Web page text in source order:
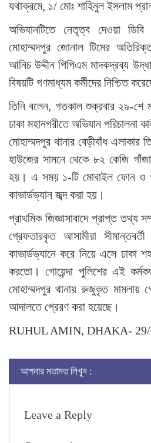
যথাক্রমে, ১/ মোঃ শাহিনুল ইসলাম
অভিযানটিতে নেতৃত্ব দেওয়া ডিবি
মোহাম্মদপুর জোনাল টিমের
আনিচ উদ্দীন পিপিএম মাদকদ্রব্য
বিষয়টি গণমাধ্যম কর্মীদের নিশ্চিত
তিনি বলেন, গতকাল শুক্রবার ২৯-শে
ঢাকা মহানগরীতে অভিযান পরিচালনা
মোহাম্মদপুর থানার বেড়ীবাঁধ এলাকার
হাউজের সামনে থেকে ৮২ কেজি
হয়। এ সময় ১-টি মোবাইল ফোন ও
কাভার্ডভ্যান জব্দ করা হয়।
প্রাথমিক জিজ্ঞাসাবাদে প্রাপ্ত তথ্য
গ্রেফতারকৃত আসামীরা
কাভার্ডভ্যানে করে নিয়ে এসে ঢাকা
করতো। গোয়েন্দা পুলিশের এই
মোহাম্মদপুর থানায় রুজুকৃত মামলায়
আদালতে প্রেরণ করা হয়েছে।
RUHUL AMIN, DHAKA-
আপনার মতামত লিখুন :
Leave a Reply